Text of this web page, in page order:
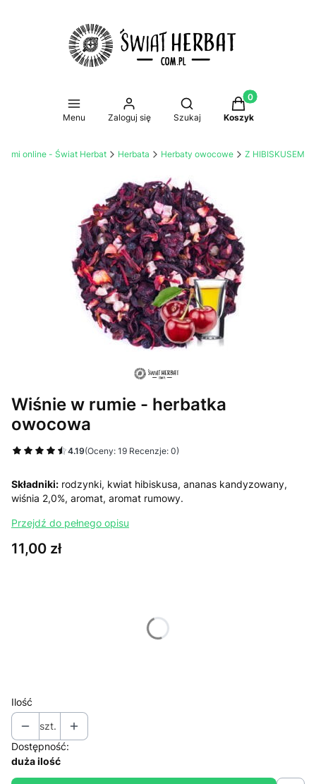
Menu Zaloguj się
Otwórz wyszukiwarkę
Szukaj
Produkty w
Koszyk
online - Świat Herbat Herbata Herbaty owocowe Z HIBISKUSEM
Wiśnie w rumie - herbatka
owocowa
4.19(Oceny: 19 Recenzje: 0)
Składniki: rodzynki, kwiat hibiskusa, ananas kandyzowany,
wiśnia 2,0%, aromat, aromat rumowy.
Przejdź do pełnego opisu
Cena
11,00 zł
Ilość
szt.
Dostępność:
duża ilość